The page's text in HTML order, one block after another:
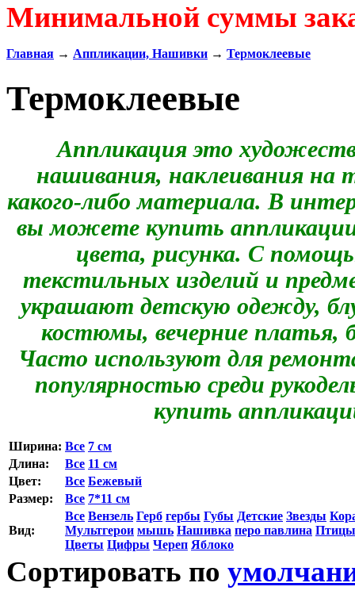
Минимальной суммы
Главная → Аппликации, Нашивки → Термоклеевые
Термоклеевые
Аппликация это
нашивания, наклеивания на
какого-либо материала. В
вы можете купить аппликации
цвета, рисунка. С
текстильных изделий и
украшают детскую одежду,
костюмы, вечерние платья,
Часто используют для
популярностью среди
купить
Ширина: Все 7 см
Длина:
Все 11 см
Цвет:
Все Бежевый
Размер:
Все 7*11 см
Вид:
Все Вензель Герб гербы Губы Детские Звезды
Мультгерои мышь Нашивка перо павлина Птицы
Цветы Цифры Череп Яблоко
Сортировать по